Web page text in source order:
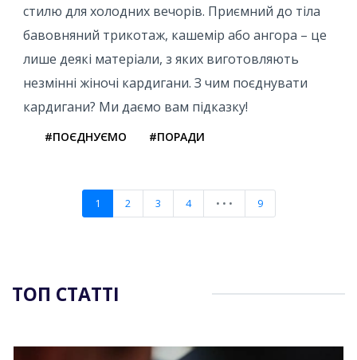
стилю для холодних вечорів. Приємний до тіла
бавовняний трикотаж, кашемір або ангора – це
лише деякі матеріали, з яких виготовляють
незмінні жіночі кардигани. З чим поєднувати
кардигани? Ми даємо вам підказку!
#ПОЄДНУЄМО #ПОРАДИ
1 2 3 4 • • • 9
ТОП СТАТТІ